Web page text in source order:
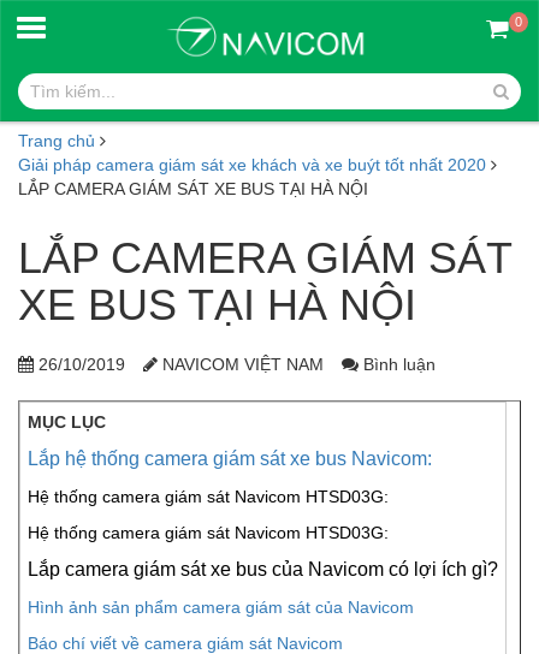
0
Trang chủ
Giải pháp camera giám sát xe khách và xe buýt tốt nhất 2020
LẮP CAMERA GIÁM SÁT XE BUS TẠI HÀ NỘI
LẮP CAMERA GIÁM SÁT
XE BUS TẠI HÀ NỘI
26/10/2019 NAVICOM VIỆT NAM Bình luận
MỤC LỤC
Lắp hệ thống camera giám sát xe bus Navicom:
Hệ thống camera giám sát Navicom HTSD03G:
Hệ thống camera giám sát Navicom HTSD03G:
Lắp camera giám sát xe bus của Navicom có lợi ích gì?
Hình ảnh sản phẩm camera giám sát của Navicom
Báo chí viết về camera giám sát Navicom